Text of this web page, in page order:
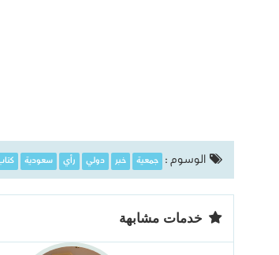
الوسوم : جمعية خبر دولي رأي سعودية
خدمات مشابهة